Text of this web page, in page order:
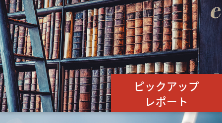
ピックアップ
レポート